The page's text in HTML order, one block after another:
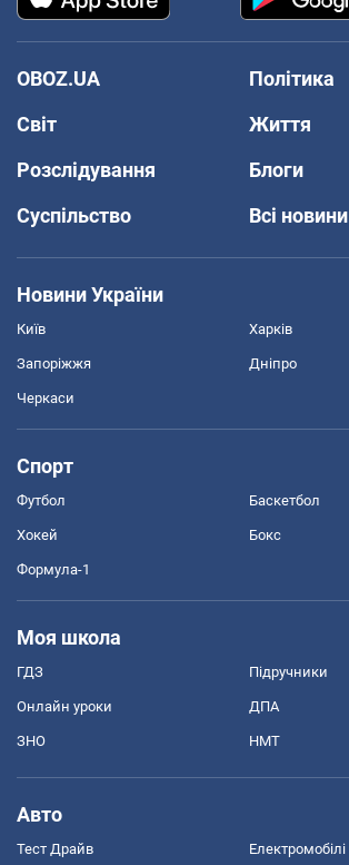
OBOZ.UA
Політика
Світ
Життя
Розслідування
Блоги
Суспільство
Всі новини
Новини України
Київ Харків
Запоріжжя Дніпро
Черкаси
Спорт
Футбол Баскетбол
Хокей Бокс
Формула-1
Моя школа
ГДЗ Підручники
Онлайн уроки ДПА
ЗНО НМТ
Авто
Тест Драйв Електромобілі